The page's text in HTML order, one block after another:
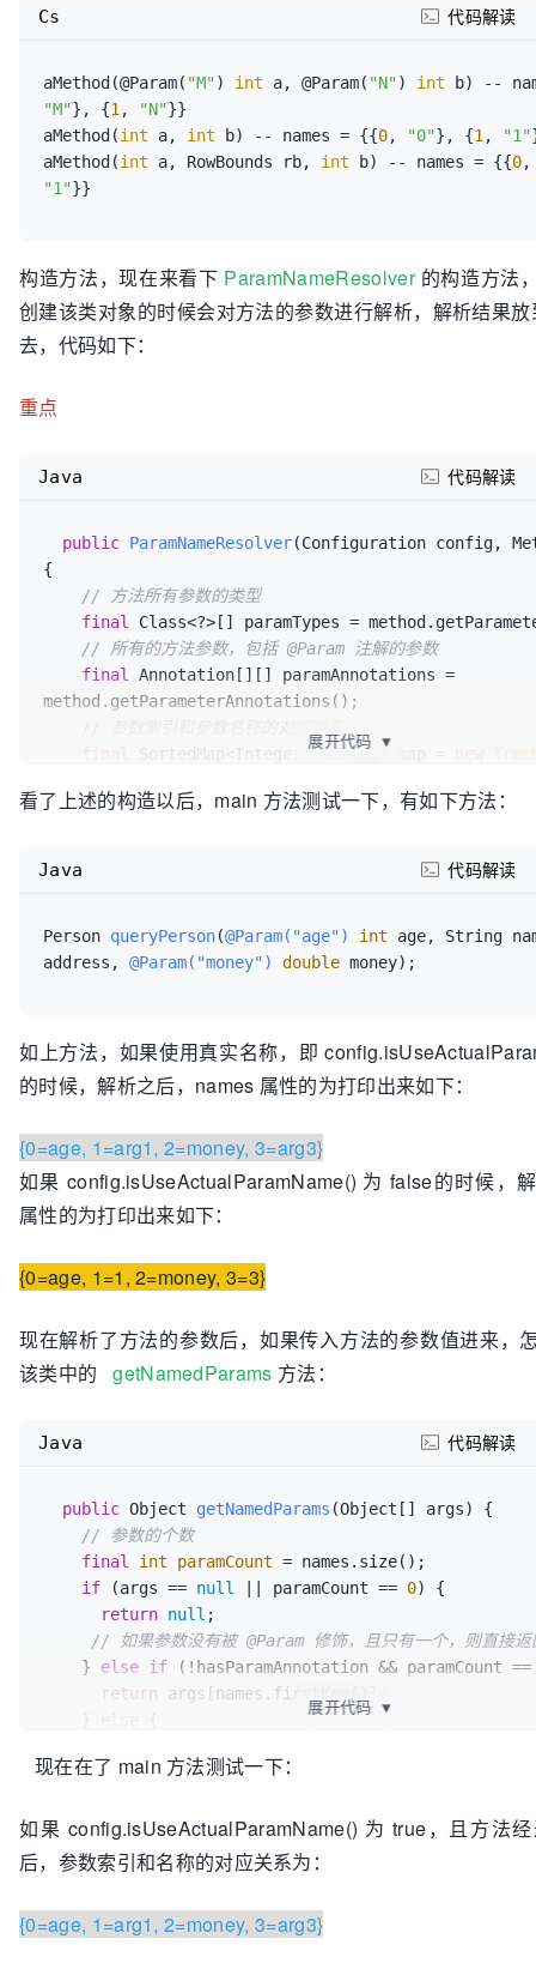
//使用代理工厂创建 Mapper 接口的代理对象
  }
}
会特殊处理，不会存入到 names 集合中
ResultHandler.class.isAssignableFrom(clazz);
  }
// 返回所有的参数名称 （toArray(new String[0])又学习
public
aMethod(@Param( "M" ) int a, @Param( "N" ) int b) --
"M"}, {1 , "N"}}
aMethod(int a, int b) -- names = {{0, "0"}, {1 , "1"
aMethod(int a, RowBounds rb, int b) -- names = {{0
"1"
Cs 代码解读
构造方法，现在来看下 ParamNameResolver 的构造方法
创建该类对象的时候会对方法的参数进行解析，解析结果
去，代码如下：
重点
public ParamNameResolver(Configuration config,
{
// 方法所有参数的类型
final
Class<?>[] paramTypes =
// 所有的方法参数，包括 @Param 注解的参数
final
Annotation[][] paramAnnotations =
method.getParameterAnnotations();
final
SortedMap<Integer, String> map =
int paramCount = paramAnnotations.length;
; paramIndex <
if
continue ;
for (Annotation annotation :
// 如果参数被 @Param 修饰
          hasParamAnnotation =
// 则参数名称取其值
          name = ((Param) annotation).value();
break;
      }
if (name == null
) {
// 是否使用真实的参数名称，true 使用，false 跳
if (config.isUseActualParamName()) {
          name = getActualParamName(method, paramIndex);
if (name == null) {
// name为参数索引，0，1，2 之类的
          name = String.valueOf(map.size());
        }
// 存入参数索引和参数名称的对应关系
      map.put(paramIndex, name);
    names = Collections.unmodifiableSortedMap(map);
  }
Java 代码解读
展开代码 ▼
看了上述的构造以后，main 方法测试一下，有如下方法：
Person queryPerson(@Param("age") int age, String
address, @Param("money") double money)
Java 代码解读
如上方法，如果使用真实名称，即
的时候，解析之后，names 属性的为打印出来如下：
{0=age, 1=arg1, 2=money, 3=arg3}
如果 config.isUseActualParamName() 为 false的时候，
属性的为打印出来如下：
{0=age, 1=1, 2=money, 3=3}
现在解析了方法的参数后，如果传入方法的参数值进来，
该类中的getNamedParams 方法：
public Object getNamedParams (Object[] args)
{
// 参数的个数
final
int paramCount = names.size();
if (args == null || paramCount == 0) {
return null ;
// 如果参数没有被 @Param 修饰，且只有一个，则直接返
    }
else if (!hasParamAnnotation && paramCount
return args[names.firstKey()];
    }
else
final Map<String, Object> param =
for (Map.Entry<Integer, String> entry :
// key = 参数名称，value = 参数值
Java 代码解读
展开代码 ▼
现在在了 main 方法测试一下：
如果 config.isUseActualParamName() 为 true，且方法
后，参数索引和名称的对应关系为：
{0=age, 1=arg1, 2=money, 3=arg3}